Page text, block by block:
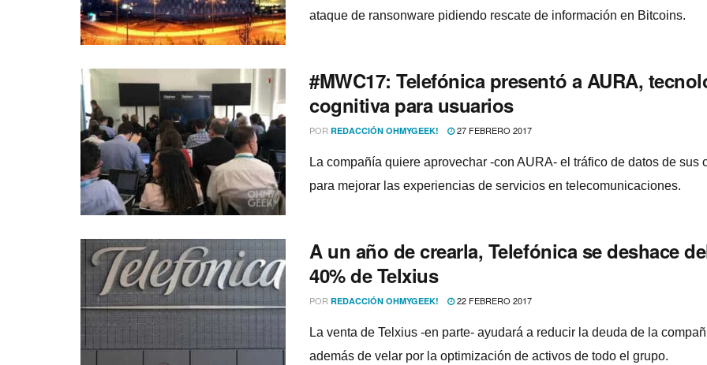
ataque de ransonware pidiendo rescate de información en Bitcoins.
#MWC17: Telefónica presentó a AURA,
cognitiva para usuarios
POR REDACCIÓN OHMYGEEK! 27 FEBRERO 2017
La compañí­a quiere aprovechar -con AURA- el tráfico de datos de sus
para mejorar las experiencias de servicios en telecomunicaciones.
A un año de crearla, Telefónica se deshace
40% de Telxius
POR REDACCIÓN OHMYGEEK! 22 FEBRERO 2017
La venta de Telxius -en parte- ayudará a reducir la deuda de la
además de velar por la optimización de activos de todo el grupo.